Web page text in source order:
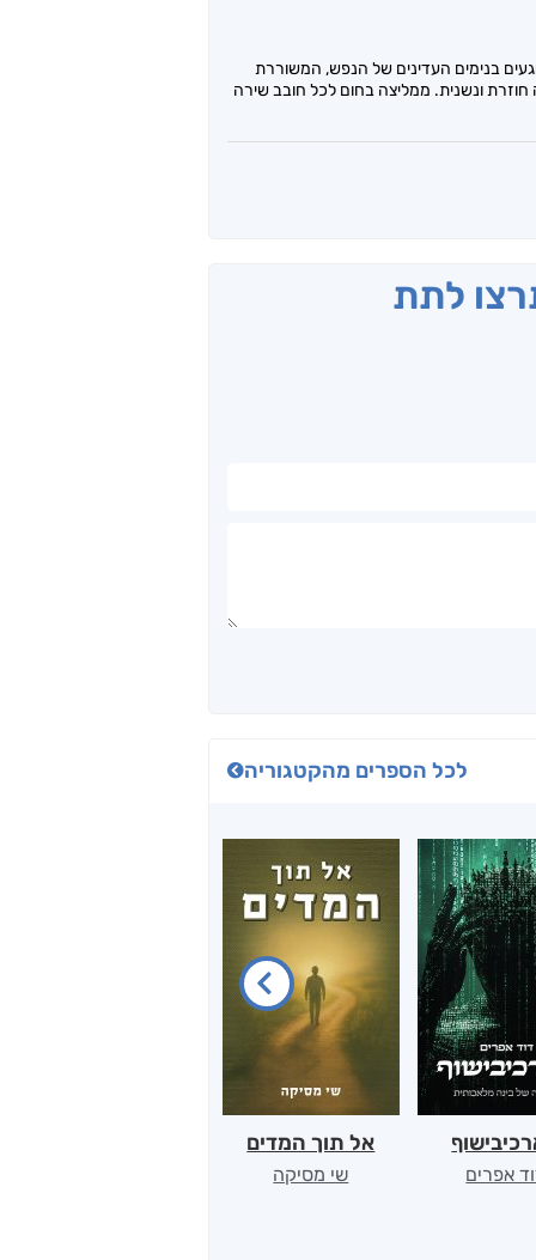
בנימים העדינים של הנפש, המשוררת
ונשנית. ממליצה בחום לכל חובב שירה
לתת
לכל הספרים מהקטגוריה
אפרים
אל תוך המדים
שי מסיקה